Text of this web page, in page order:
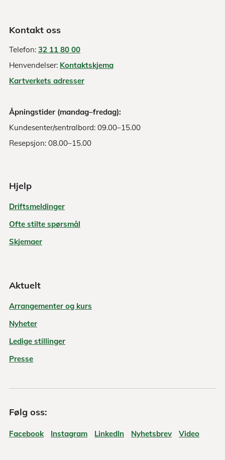
Kontakt oss
Telefon: 32 11 80 00
Henvendelser: Kontaktskjema
Kartverkets adresser
Åpningstider (mandag–fredag):
Kundesenter/sentralbord: 09.00–15.00
Resepsjon: 08.00–15.00
Hjelp
Driftsmeldinger
Ofte stilte spørsmål
Skjemaer
Aktuelt
Arrangementer og kurs
Nyheter
Ledige stillinger
Presse
Følg oss:
Facebook Instagram LinkedIn Nyhetsbrev Video